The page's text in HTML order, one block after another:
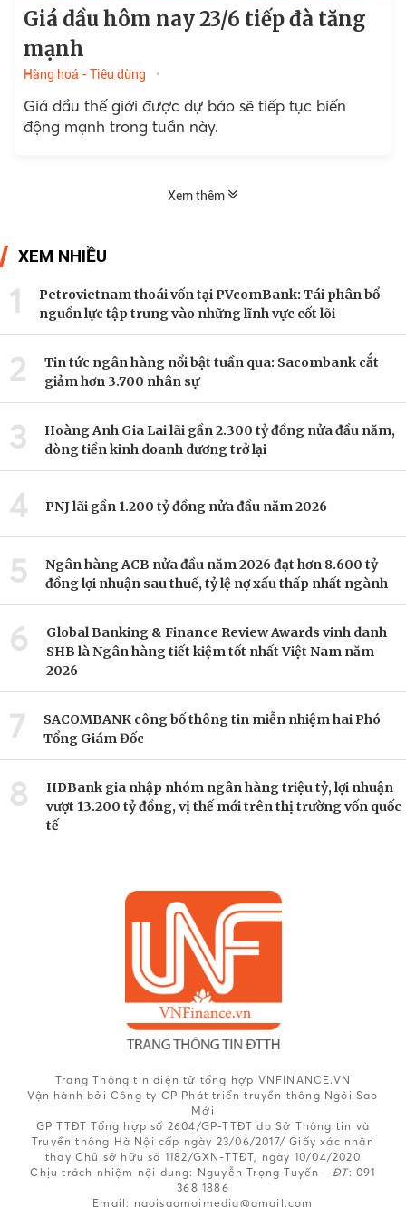
Giá dầu hôm nay 23/6 tiếp đà tăng
mạnh
Hàng hoá - Tiêu dùng
Giá dầu thế giới được dự báo sẽ tiếp tục biến
động mạnh trong tuần này.
Xem thêm
XEM NHIỀU
1
Petrovietnam thoái vốn tại PVcomBank: Tái phân bổ
nguồn lực tập trung vào những lĩnh vực cốt lõi
2
Tin tức ngân hàng nổi bật tuần qua: Sacombank cắt
giảm hơn 3.700 nhân sự
3
Hoàng Anh Gia Lai lãi gần 2.300 tỷ đồng nửa đầu năm,
dòng tiền kinh doanh dương trở lại
4 PNJ lãi gần 1.200 tỷ đồng nửa đầu năm 2026
5
Ngân hàng ACB nửa đầu năm 2026 đạt hơn 8.600 tỷ
đồng lợi nhuận sau thuế, tỷ lệ nợ xấu thấp nhất ngành
6
Global Banking & Finance Review Awards vinh danh
SHB là Ngân hàng tiết kiệm tốt nhất Việt Nam năm
2026
7
SACOMBANK công bố thông tin miễn nhiệm hai Phó
Tổng Giám Đốc
8
HDBank gia nhập nhóm ngân hàng triệu tỷ, lợi nhuận
vượt 13.200 tỷ đồng, vị thế mới trên thị trường vốn quốc
tế
Trang Thông tin điện tử tổng hợp VNFINANCE.VN
Vận hành bởi Công ty CP Phát triển truyền thông Ngôi Sao
Mới
GP TTĐT Tổng hợp số 2604/GP-TTĐT do Sở Thông tin và
Truyền thông Hà Nội cấp ngày 23/06/2017/ Giấy xác nhận
thay Chủ sở hữu số 1182/GXN-TTĐT, ngày 10/04/2020
Chịu trách nhiệm nội dung: Nguyễn Trọng Tuyến - ĐT: 091
368 1886
Email: ngoisaomoimedia@gmail.com